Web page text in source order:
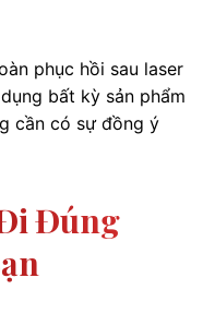
phục hồi sau laser
bất kỳ sản phẩm
cần có sự đồng ý
Đúng